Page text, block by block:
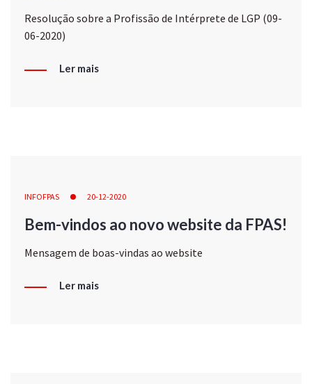
Resolução sobre a Profissão de Intérprete de LGP (09-
06-2020)
Ler mais
INFOFPAS 20-12-2020
Bem-vindos ao novo website da FPAS!
Mensagem de boas-vindas ao website
Ler mais